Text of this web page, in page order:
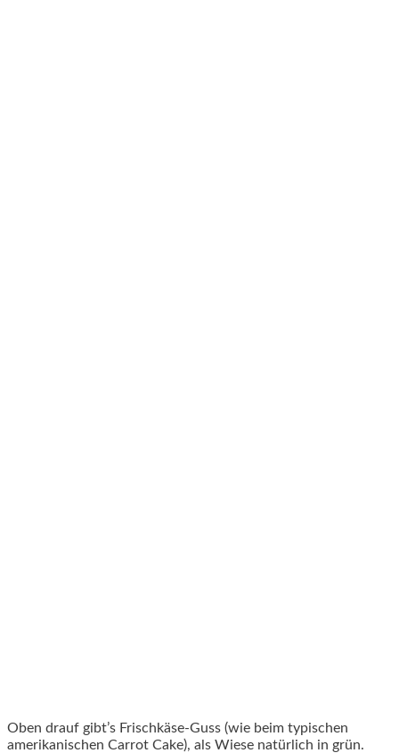
Oben drauf gibt’s Frischkäse-Guss (wie beim typischen
amerikanischen Carrot Cake), als Wiese natürlich in grün.